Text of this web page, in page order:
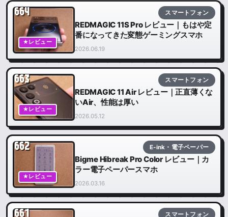
★レビュー
664 スマートフォン
REDMAGIC 11S Pro レビュー｜もはや定
番になってきた変態ゲーミングスマホ
2026.06.19
★レビュー
663 スマートフォン
REDMAGIC 11 Air レビュー｜正直薄くな
いAir、性能は厚い
2026.05.12
★レビュー
662 E-ink・電子ペーパー
Bigme Hibreak Pro Color レビュー｜カ
ラー電子ペーパースマホ
2026.03.16
661 スマートフォン